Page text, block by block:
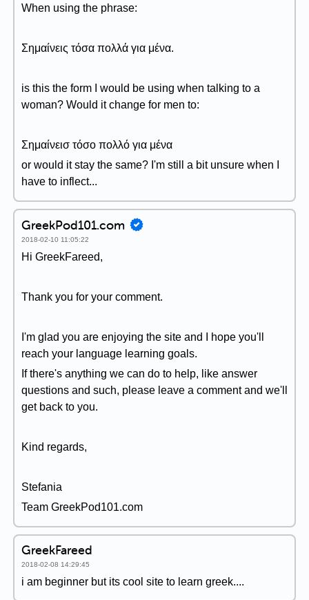
When using the phrase:
Σημαίνεις τόσα πολλά για μένα.
is this the form I would be using when talking to a
woman? Would it change for men to:
Σημαίνεισ τόσο πολλό για μένα
or would it stay the same? I'm still a bit unsure when I
have to inflect...
GreekPod101.com
2018-02-10 11:05:22
Hi GreekFareed,
Thank you for your comment.
I'm glad you are enjoying the site and I hope you'll
reach your language learning goals.
If there's anything we can do to help, like answer
questions and such, please leave a comment and we'll
get back to you.
Kind regards,
Stefania
Team GreekPod101.com
GreekFareed
2018-02-08 14:29:45
i am beginner but its cool site to learn greek....